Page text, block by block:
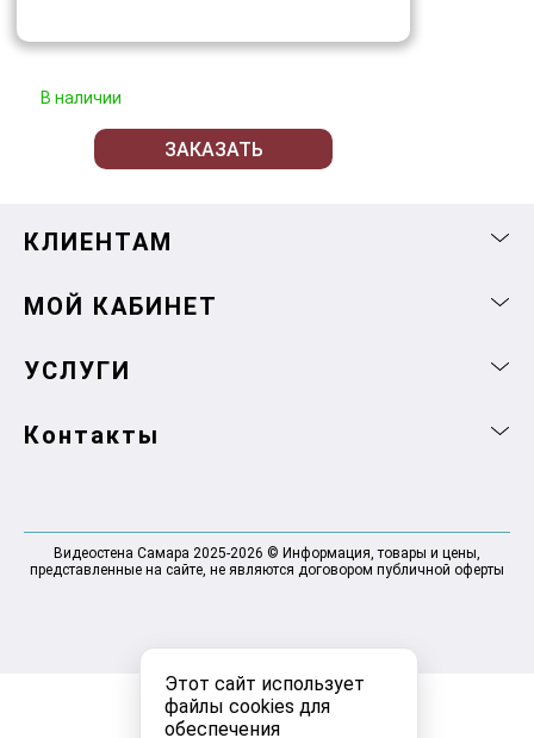
Этот сайт использует
файлы cookies для
обеспечения
В наличии
ЗАКАЗАТЬ
КЛИЕНТАМ
МОЙ КАБИНЕТ
УСЛУГИ
Контакты
Видеостена Самара 2025-2026 © Информация, товары и цены,
представленные на сайте, не являются договором публичной оферты